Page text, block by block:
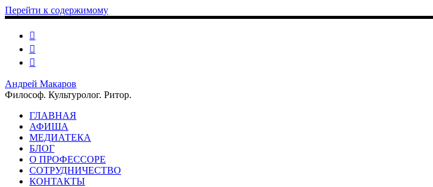
Перейти к содержимому
Андрей Макаров
Философ. Культуролог. Ритор.
ГЛАВНАЯ
АФИША
МЕДИАТЕКА
БЛОГ
О ПРОФЕССОРЕ
СОТРУДНИЧЕСТВО
КОНТАКТЫ